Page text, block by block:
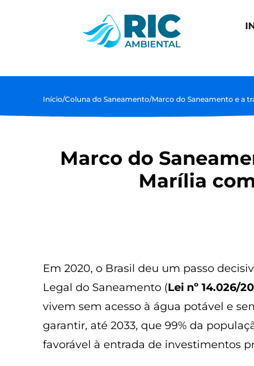
Início/Coluna do Saneamento/Marco do Saneamento e a
Marco do
Marília
Em 2020, o Brasil deu um passo
Legal do Saneamento (Lei nº 14.026/
vivem sem acesso à água potável e
garantir, até 2033, que 99% da
favorável à entrada de investimentos